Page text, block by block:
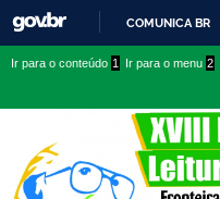
COMUNICA BR
conteúdo
menu
Ir para o conteúdo 1 Ir para o menu 2